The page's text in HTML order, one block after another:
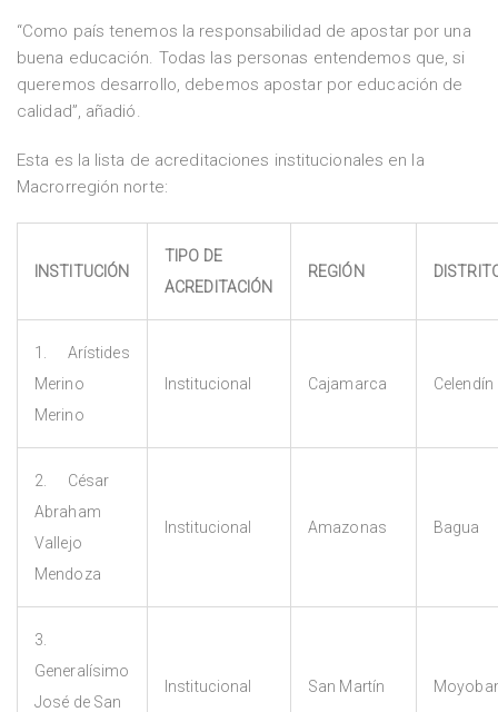
“Como país tenemos la responsabilidad de apostar por una
buena educación. Todas las personas entendemos que, si
queremos desarrollo, debemos apostar por educación de
calidad”, añadió.
Esta es la lista de acreditaciones institucionales en la
Macrorregión norte:
INSTITUCIÓN
TIPO DE
ACREDITACIÓN
REGIÓN
1. Arístides
Merino
Merino
Institucional Cajamarca Celendín
2. César
Abraham
Vallejo
Mendoza
Institucional Amazonas Bagua
3.
Generalísimo
José de San
Institucional San Martín